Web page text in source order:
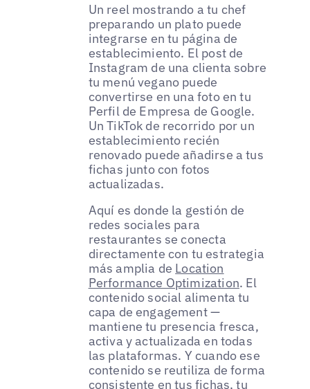
Un reel mostrando a tu chef
preparando un plato puede
integrarse en tu página de
establecimiento. El post de
Instagram de una clienta sobre
tu menú vegano puede
convertirse en una foto en tu
Perfil de Empresa de Google.
Un TikTok de recorrido por un
establecimiento recién
renovado puede añadirse a tus
fichas junto con fotos
actualizadas.
Aquí es donde la gestión de
redes sociales para
restaurantes se conecta
directamente con tu estrategia
más amplia de Location
Performance Optimization. El
contenido social alimenta tu
capa de engagement —
mantiene tu presencia fresca,
activa y actualizada en todas
las plataformas. Y cuando ese
contenido se reutiliza de forma
consistente en tus fichas, tu